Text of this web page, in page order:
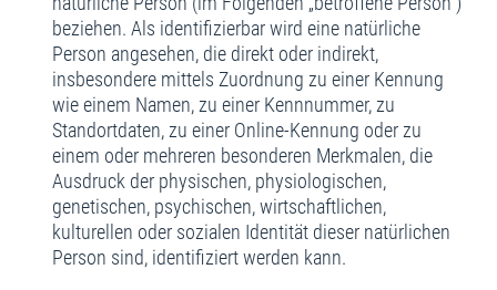
beziehen. Als identifizierbar wird eine natürliche
Person angesehen, die direkt oder indirekt,
insbesondere mittels Zuordnung zu einer Kennung
wie einem Namen, zu einer Kennnummer, zu
Standortdaten, zu einer Online-Kennung oder zu
einem oder mehreren besonderen Merkmalen, die
Ausdruck der physischen, physiologischen,
genetischen, psychischen, wirtschaftlichen,
kulturellen oder sozialen Identität dieser natürlichen
Person sind, identifiziert werden kann.